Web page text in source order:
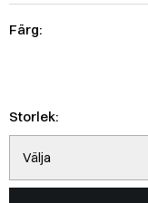
Färg:
Storlek:
Välja